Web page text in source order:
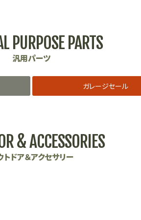
PURPOSE PARTS
汎用パーツ
ガレージセール
& ACCESSORIES
トドア＆アクセサリー